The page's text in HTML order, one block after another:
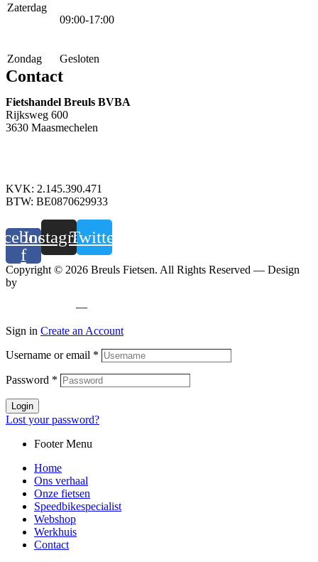
Zaterdag
09:00-17:00
Zondag Gesloten
Contact
Fietshandel Breuls BVBA
Rijksweg 600
3630 Maasmechelen
KVK: 2.145.390.471
BTW: BE0870629933
f
Instagram
Twitter
Copyright © 2026 Breuls Fietsen. All Rights Reserved — Design
by
—
Sign in Create an Account
Username or email *
Password *
Login
Lost your password?
Footer Menu
Home
Ons verhaal
Onze fietsen
Speedbikespecialist
Webshop
Werkhuis
Contact